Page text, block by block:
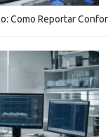
Como Reportar